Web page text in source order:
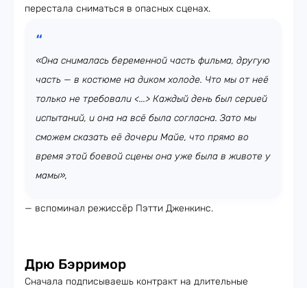
перестала сниматься в опасных сценах.
«Она снималась беременной часть фильма, другую
часть — в костюме на диком холоде. Что мы от неё
только не требовали <...> Каждый день был серией
испытаний, и она на всё была согласна. Зато мы
сможем сказать её дочери Майе, что прямо во
время этой боевой сцены она уже была в животе у
мамы»,
— вспоминал режиссёр Пэтти Дженкинс.
Дрю Бэрримор
Сначала подписываешь контракт на длительные